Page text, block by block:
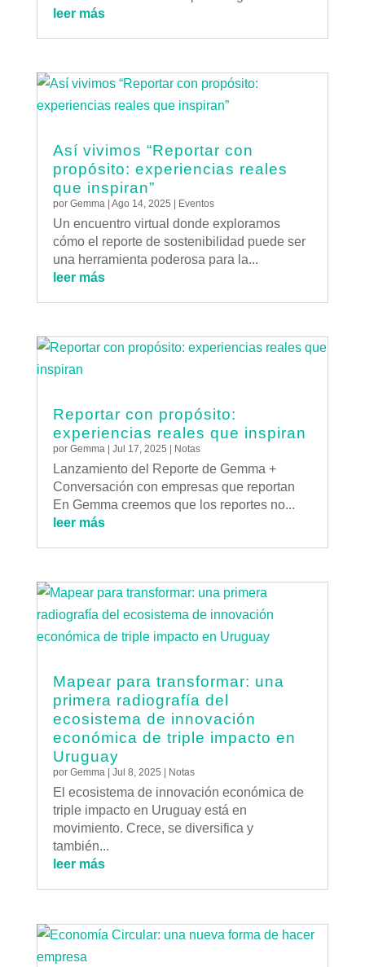
leer más
Así vivimos “Reportar con
propósito: experiencias reales
que inspiran”
por Gemma| Ago 14, 2025 Eventos
Un encuentro virtual donde exploramos
cómo el reporte de sostenibilidad puede ser
una herramienta poderosa para la...
leer más
Reportar con propósito:
experiencias reales que inspiran
por Gemma| Jul 17, 2025 Notas
Lanzamiento del Reporte de Gemma +
Conversación con empresas que reportan
En Gemma creemos que los reportes no...
leer más
Mapear para transformar: una
primera radiografía del
ecosistema de innovación
económica de triple impacto en
Uruguay
por Gemma| Jul 8, 2025 Notas
El ecosistema de innovación económica de
triple impacto en Uruguay está en
movimiento. Crece, se diversifica y
también...
leer más